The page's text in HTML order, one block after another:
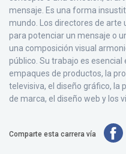
mensaje. Es una forma
mundo. Los directores de arte
para potenciar un mensaje o
una composición visual
público. Su trabajo es esencial
empaques de productos, la
televisiva, el diseño gráfico, la
de marca, el diseño web y los
Comparte esta carrera vía